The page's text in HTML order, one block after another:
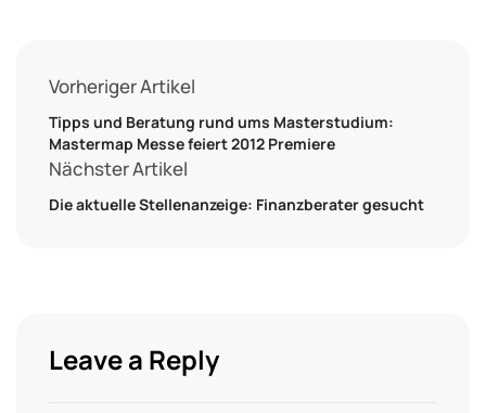
Vorheriger Artikel
Tipps und Beratung rund ums Masterstudium:
Mastermap Messe feiert 2012 Premiere
Nächster Artikel
Die aktuelle Stellenanzeige: Finanzberater gesucht
Leave a Reply